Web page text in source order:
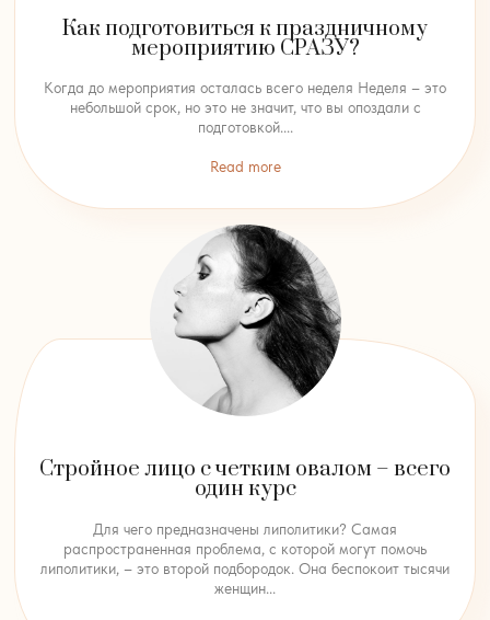
Как подготовиться к праздничному
мероприятию СРАЗУ?
Когда до мероприятия осталась всего неделя Неделя – это
небольшой срок, но это не значит, что вы опоздали с
подготовкой....
Read more
Стройное лицо с четким овалом – всего
один курс
Для чего предназначены липолитики? Самая
распространенная проблема, с которой могут помочь
липолитики, – это второй подбородок. Она беспокоит тысячи
женщин...